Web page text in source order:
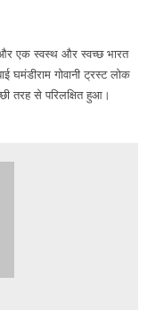
एक स्वस्थ और स्वच्छ भारत
घमंडीराम गोवानी ट्रस्ट लोक
तरह से परिलक्षित हुआ।